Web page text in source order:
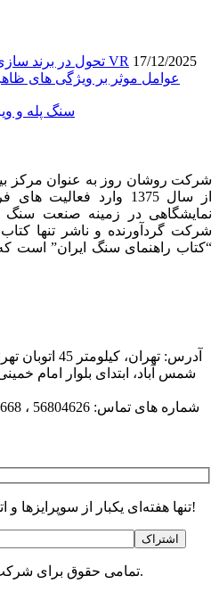
تحول در برند سازی صنعت سنگ با فناوری VR 17/12/2025
عوامل موثر بر ویژگی های
سنگ پله و
شرکت روشان روز به عنوان مرکز
از سال 1375 وارد
نمایشگاهی در زمینه صنعت سنگ
شرکت گردآورنده و ناشر تنها
“کتاب راهنمای سنگ ایران” است
آدرس: تهران،
شمس آباد، ابتدای بلوار امام
شماره های تماس: 56804626 ، 56804668 ، 56804630 ، 56804657
تنها هفته‌ای یکبار از سوپرایزها و اتفاقات هیجان انگیز باخبر شوید!
اشتراک
© تمامی حقوق برایمحفوظ است.